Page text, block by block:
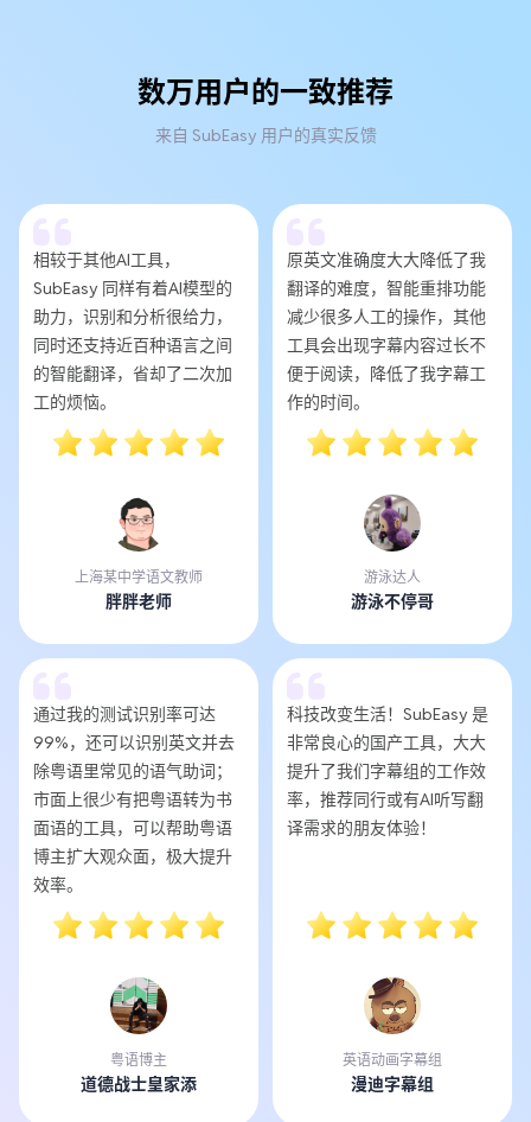
数万用户的一致推荐
来自 SubEasy 用户的真实反馈
相较于其他AI工具，
SubEasy 同样有着AI模型的
助力，识别和分析很给力，
同时还支持近百种语言之间
的智能翻译，省却了二次加
工的烦恼。
上海某中学语文教师
胖胖老师
原英文准确度大大降低了我
翻译的难度，智能重排功能
减少很多人工的操作，其他
工具会出现字幕内容过长不
便于阅读，降低了我字幕工
作的时间。
游泳达人
游泳不停哥
通过我的测试识别率可达
99%，还可以识别英文并去
除粤语里常见的语气助词；
市面上很少有把粤语转为书
面语的工具，可以帮助粤语
博主扩大观众面，极大提升
效率。
粤语博主
道德战士皇家添
科技改变生活！SubEasy 是
非常良心的国产工具，大大
提升了我们字幕组的工作效
率，推荐同行或有AI听写翻
译需求的朋友体验！
英语动画字幕组
漫迪字幕组